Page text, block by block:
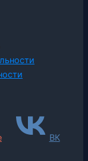
ВК